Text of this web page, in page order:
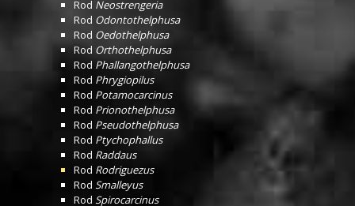
Rod Neostrengeria
Rod Odontothelphusa
Rod Oedothelphusa
Rod Orthothelphusa
Rod Phallangothelphusa
Rod Phrygiopilus
Rod Potamocarcinus
Rod Prionothelphusa
Rod Pseudothelphusa
Rod Ptychophallus
Rod Raddaus
Rod Rodriguezus
Rod Smalleyus
Rod Spirocarcinus